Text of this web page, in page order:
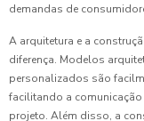
demandas de
A arquitetura e a
diferença. Modelos
personalizados são
facilitando a
projeto. Além disso, a